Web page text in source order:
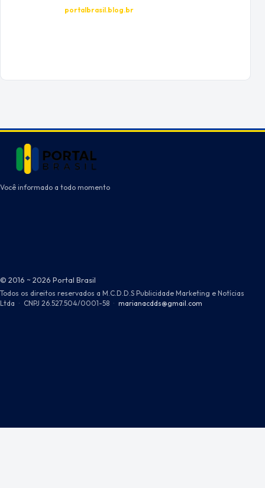
portalbrasil.blog.br
Você informado a todo momento
© 2016 ~ 2026 Portal Brasil
Todos os direitos reservados a M.C.D.D.S Publicidade Marketing e Notícias
Ltda · CNPJ 26.527.504/0001-58 · marianacdds@gmail.com